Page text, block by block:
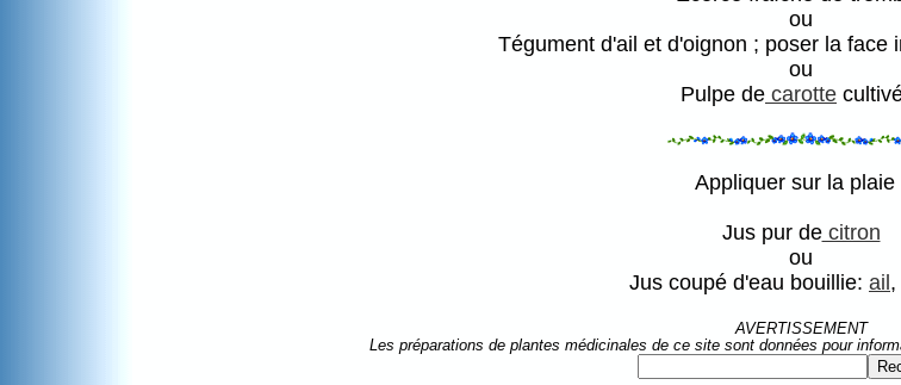
ou
Tégument d'ail et d'oignon ; poser la face
ou
Pulpe de carotte
Appliquer sur la plaie
Jus pur decitron
ou
Jus coupé d'eau bouillie: ail ,
AVERTISSEMENT
Les préparations de plantes médicinales de ce site sont données pour